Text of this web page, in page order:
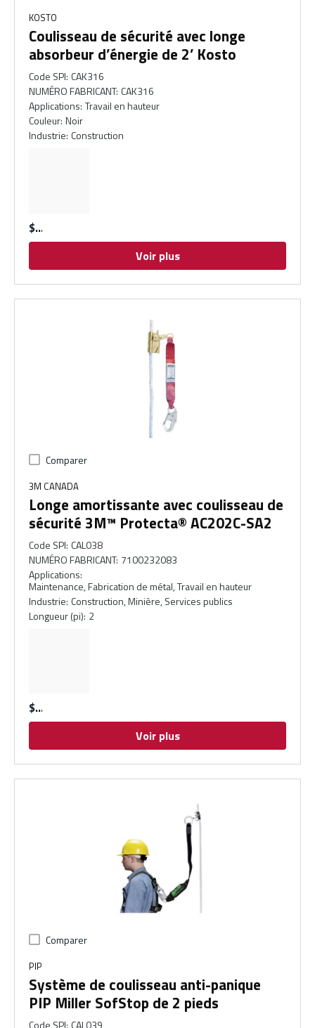
KOSTO
Coulisseau de sécurité avec longe
absorbeur d’énergie de 2’ Kosto
Code SPI: CAK316
NUMÉRO FABRICANT: CAK316
Applications: Travail en hauteur
Couleur: Noir
Industrie: Construction
$
Voir plus
Comparer
3M CANADA
Longe amortissante avec coulisseau de
sécurité 3M™ Protecta® AC202C-SA2
Code SPI: CAL038
NUMÉRO FABRICANT: 7100232083
Applications:
Maintenance, Fabrication de métal, Travail en hauteur
Industrie: Construction, Minière, Services publics
Longueur (pi): 2
$
Voir plus
Comparer
PIP
Système de coulisseau anti-panique
PIP Miller SofStop de 2 pieds
Code SPI: CAL039